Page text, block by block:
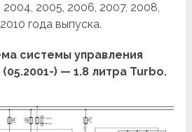
2004, 2005, 2006, 2007, 2008,
года выпуска.
системы управления
) — 1.8 литра Turbo.